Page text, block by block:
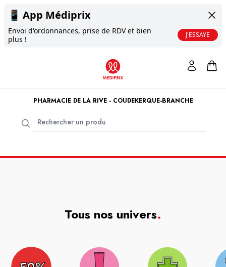
📱 App Médiprix
Envoi d'ordonnances, prise de RDV et bien
plus !
J'ESSAYE
PHARMACIE DE LA RIVE - COUDEKERQUE-BRANCHE
Tous nos univers.